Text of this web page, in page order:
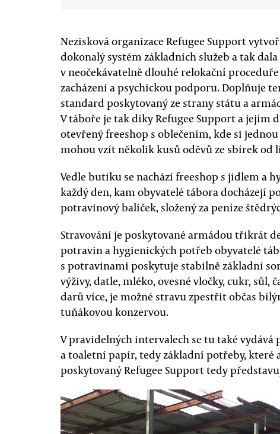
Nezisková organizace Refugee Support
dokonalý systém základních služeb a tak
v neočekávatelně dlouhé relokační
zacházení a psychickou podporu. Doplňuje
standard poskytovaný ze strany státu a
V táboře je tak díky Refugee Support a
otevřený freeshop s oblečením, kde si
mohou vzít několik kusů oděvů ze sbírek od
Vedle butiku se nachází freeshop s jídlem a
každý den, kam obyvatelé tábora docházejí
potravinový balíček, složený za peníze
Stravování je poskytované armádou třikrát
potravin a hygienických potřeb obyvatelé
s potravinami poskytuje stabilně základní
výživy, datle, mléko, ovesné vločky, cukr, sůl,
darů více, je možné stravu zpestřit občas
tuňákovou konzervou.
V pravidelných intervalech se tu také
a toaletní papír, tedy základní potřeby, které
poskytovaný Refugee Support tedy